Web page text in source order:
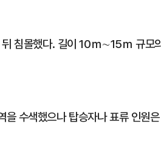
침몰했다. 길이 10ｍ∼15ｍ 규
수색했으나 탑승자나 표류 인원